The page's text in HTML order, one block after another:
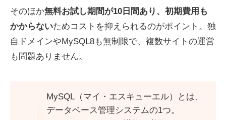
そのほか無料お試し期間が10日間あり、初期費用も
かからないためコストを抑えられるのがポイント。独
自ドメインやMySQL8も無制限で、複数サイトの運営
も問題ありません。
MySQL（マイ・エスキューエル）とは、
データベース管理システムの1つ。